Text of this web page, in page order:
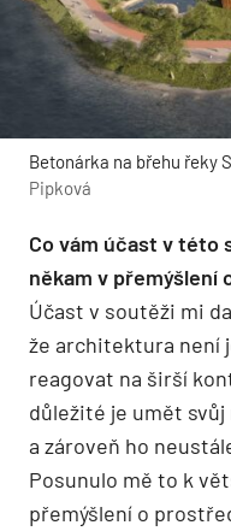
Betonárka na břehu řeky
Pipková
Co vám účast v této
někam v přemýšlení
Účast v soutěži mi
že architektura není
reagovat na širší
důležité je umět
a zároveň ho
Posunulo mě to k
přemýšlení o